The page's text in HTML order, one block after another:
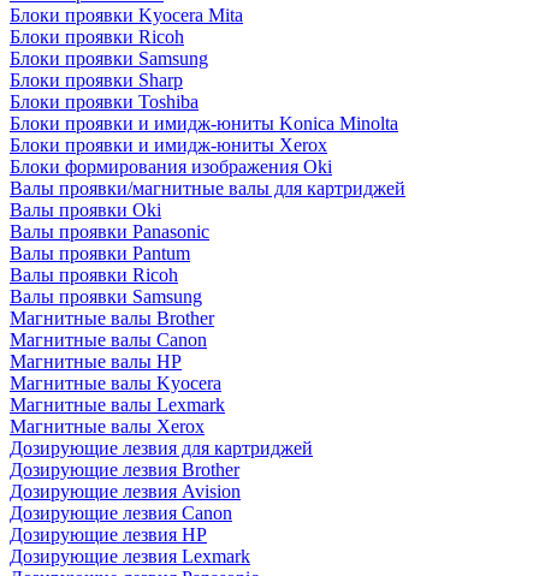
Блоки проявки Kyocera Mita
Блоки проявки Ricoh
Блоки проявки Samsung
Блоки проявки Sharp
Блоки проявки Toshiba
Блоки проявки и имидж-юниты Konica Minolta
Блоки проявки и имидж-юниты Xerox
Блоки формирования изображения Oki
Валы проявки/магнитные валы для картриджей
Валы проявки Oki
Валы проявки Panasonic
Валы проявки Pantum
Валы проявки Ricoh
Валы проявки Samsung
Магнитные валы Brother
Магнитные валы Canon
Магнитные валы HP
Магнитные валы Kyocera
Магнитные валы Lexmark
Магнитные валы Xerox
Дозирующие лезвия для картриджей
Дозирующие лезвия Brother
Дозирующие лезвия Avision
Дозирующие лезвия Canon
Дозирующие лезвия HP
Дозирующие лезвия Lexmark